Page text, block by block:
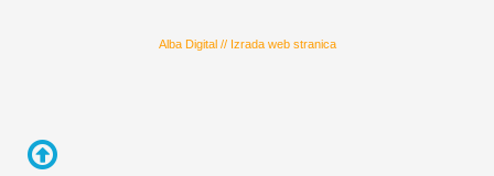
Alba Digital // Izrada web stranica